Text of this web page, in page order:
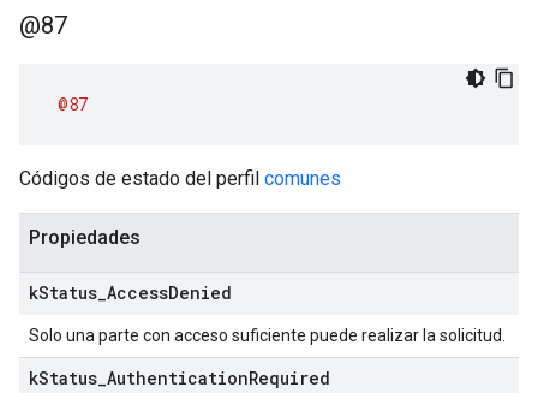
@87
@87
Códigos de estado del perfil comunes
Propiedades
kStatus AccessDenied
Solo una parte con acceso suficiente puede realizar la solicitud.
kStatus AuthenticationRequired